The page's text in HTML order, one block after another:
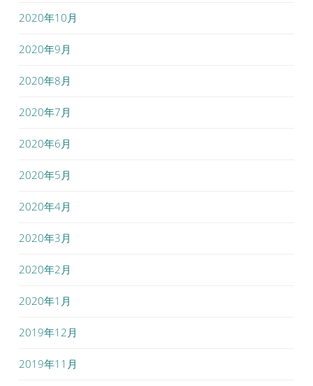
2020年10月
2020年9月
2020年8月
2020年7月
2020年6月
2020年5月
2020年4月
2020年3月
2020年2月
2020年1月
2019年12月
2019年11月